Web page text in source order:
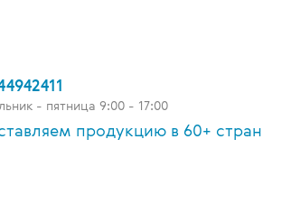
- пятница 9:00 - 17:00
продукцию в 60+ стран